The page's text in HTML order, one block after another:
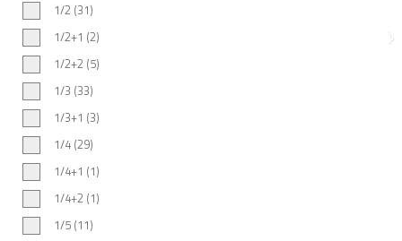
1/2 (31)
1/2+1 (2)
1/2+2 (5)
1/3 (33)
1/3+1 (3)
1/4 (29)
1/4+1 (1)
1/4+2 (1)
1/5 (11)